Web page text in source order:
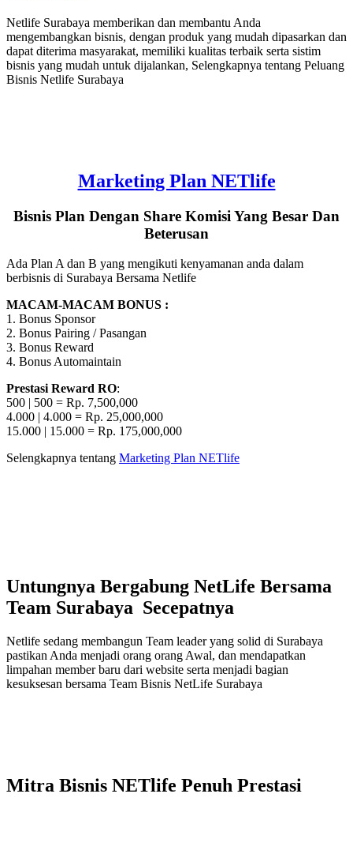
Netlife Surabaya memberikan dan membantu Anda
mengembangkan bisnis, dengan produk yang mudah dipasarkan dan
dapat diterima masyarakat, memiliki kualitas terbaik serta sistim
bisnis yang mudah untuk dijalankan, Selengkapnya tentang Peluang
Bisnis Netlife Surabaya
Marketing Plan NETlife
Bisnis Plan Dengan Share Komisi Yang Besar Dan
Beterusan
Ada Plan A dan B yang mengikuti kenyamanan anda dalam
berbisnis di Surabaya Bersama Netlife
MACAM-MACAM BONUS :
1. Bonus Sponsor
2. Bonus Pairing / Pasangan
3. Bonus Reward
4. Bonus Automaintain
Prestasi Reward RO:
500 | 500 = Rp. 7,500,000
4.000 | 4.000 = Rp. 25,000,000
15.000 | 15.000 = Rp. 175,000,000
Selengkapnya tentang Marketing Plan NETlife
Untungnya Bergabung NetLife Bersama
Team Surabaya Secepatnya
Netlife sedang membangun Team leader yang solid di Surabaya
pastikan Anda menjadi orang orang Awal, dan mendapatkan
limpahan member baru dari website serta menjadi bagian
kesuksesan bersama Team Bisnis NetLife Surabaya
Mitra Bisnis NETlife Penuh Prestasi